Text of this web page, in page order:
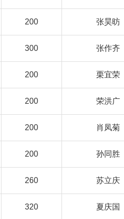
200 张昊昉
300 张作齐
200 栗宜荣
200 荣洪广
200 肖凤菊
200 孙同胜
260 苏立庆
320 夏庆国